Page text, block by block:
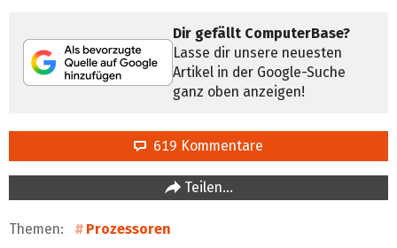
Dir gefällt ComputerBase?
Lasse dir unsere neuesten
Artikel in der Google-Suche
ganz oben anzeigen!
619 Kommentare
Teilen…
Themen: Prozessoren